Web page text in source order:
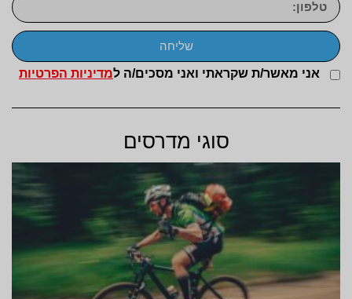
אני מאשר/ת שקראתי ואני מסכים/ה למדיניות הפרטיות
שליחה
סוגי מדרסים